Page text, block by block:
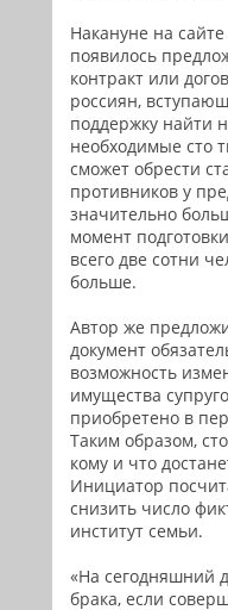
Накануне на
появилось
контракт или
россиян,
поддержку найти
необходимые сто
сможет обрести
противников у
значительно
момент
всего две сотни
больше.
Автор же
документ
возможность
имущества
приобретено в
Таким образом,
кому и что
Инициатор
снизить число
институт семьи.
«На сегодняшний
брака, если